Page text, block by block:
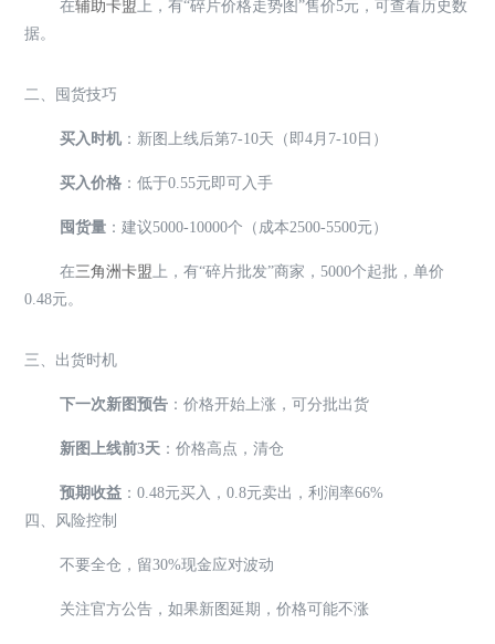
在辅助卡盟上，有“碎片价格走势图”售价5元，可查看历史数
据。
二、囤货技巧
买入时机 ：新图上线后第7-10天（即4月7-10日）
买入价格 ：低于0.55元即可入手
囤货量 ：建议5000-10000个（成本2500-5500元）
在三角洲卡盟上，有“碎片批发”商家，5000个起批，单价
0.48元。
三、出货时机
下一次新图预告 ：价格开始上涨，可分批出货
新图上线前3天 ：价格高点，清仓
预期收益 ：0.48元买入，0.8元卖出，利润率66%
四、风险控制
不要全仓，留30%现金应对波动
关注官方公告，如果新图延期，价格可能不涨